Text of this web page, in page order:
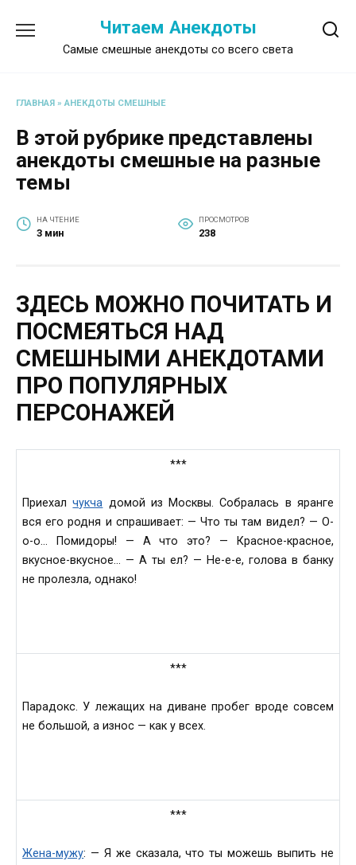
содержанию
Читаем Анекдоты
Самые смешные анекдоты со всего света
ГЛАВНАЯ »АНЕКДОТЫ СМЕШНЫЕ
В этой рубрике представлены
анекдоты смешные на разные
темы
НА ЧТЕНИЕ
3 мин
ПРОСМОТРОВ
238
ЗДЕСЬ МОЖНО ПОЧИТАТЬ И
ПОСМЕЯТЬСЯ НАД
СМЕШНЫМИ АНЕКДОТАМИ
ПРО ПОПУЛЯРНЫХ
ПЕРСОНАЖЕЙ
***
Приехалчукча домой из Москвы. Собралась в яранге
вся его родня и спрашивает: — Что ты там видел? — О-
о-о… Помидоры! — А что это? — Красное-красное,
вкусное-вкусное… — А ты ел? — Не-е-е, голова в банку
не пролезла, однако!
***
Парадокс. У лежащих на диване пробег вроде совсем
не большой, а износ — как у всех.
***
Жена-мужу: — Я же сказала, что ты можешь выпить не